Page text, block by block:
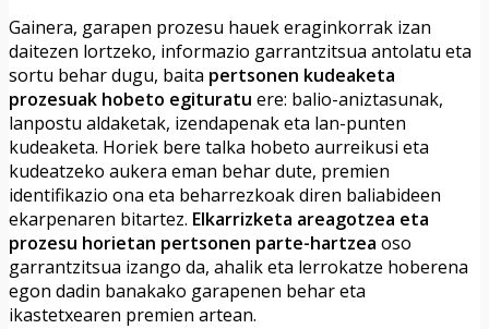
Gainera, garapen prozesu hauek eraginkorrak izan
daitezen lortzeko, informazio garrantzitsua antolatu eta
sortu behar dugu, baita pertsonen kudeaketa
prozesuak hobeto egituratu ere: balio-aniztasunak,
lanpostu aldaketak, izendapenak eta lan-punten
kudeaketa. Horiek bere talka hobeto aurreikusi eta
kudeatzeko aukera eman behar dute, premien
identifikazio ona eta beharrezkoak diren baliabideen
ekarpenaren bitartez. Elkarrizketa areagotzea eta
prozesu horietan pertsonen parte-hartzea oso
garrantzitsua izango da, ahalik eta lerrokatze hoberena
egon dadin banakako garapenen behar eta
ikastetxearen premien artean.